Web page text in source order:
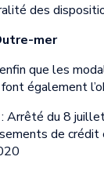
des
mer
que les
également
: Arrêté du 8
de crédit